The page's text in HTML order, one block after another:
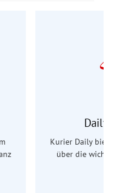
Daily
Kurier Daily
über die